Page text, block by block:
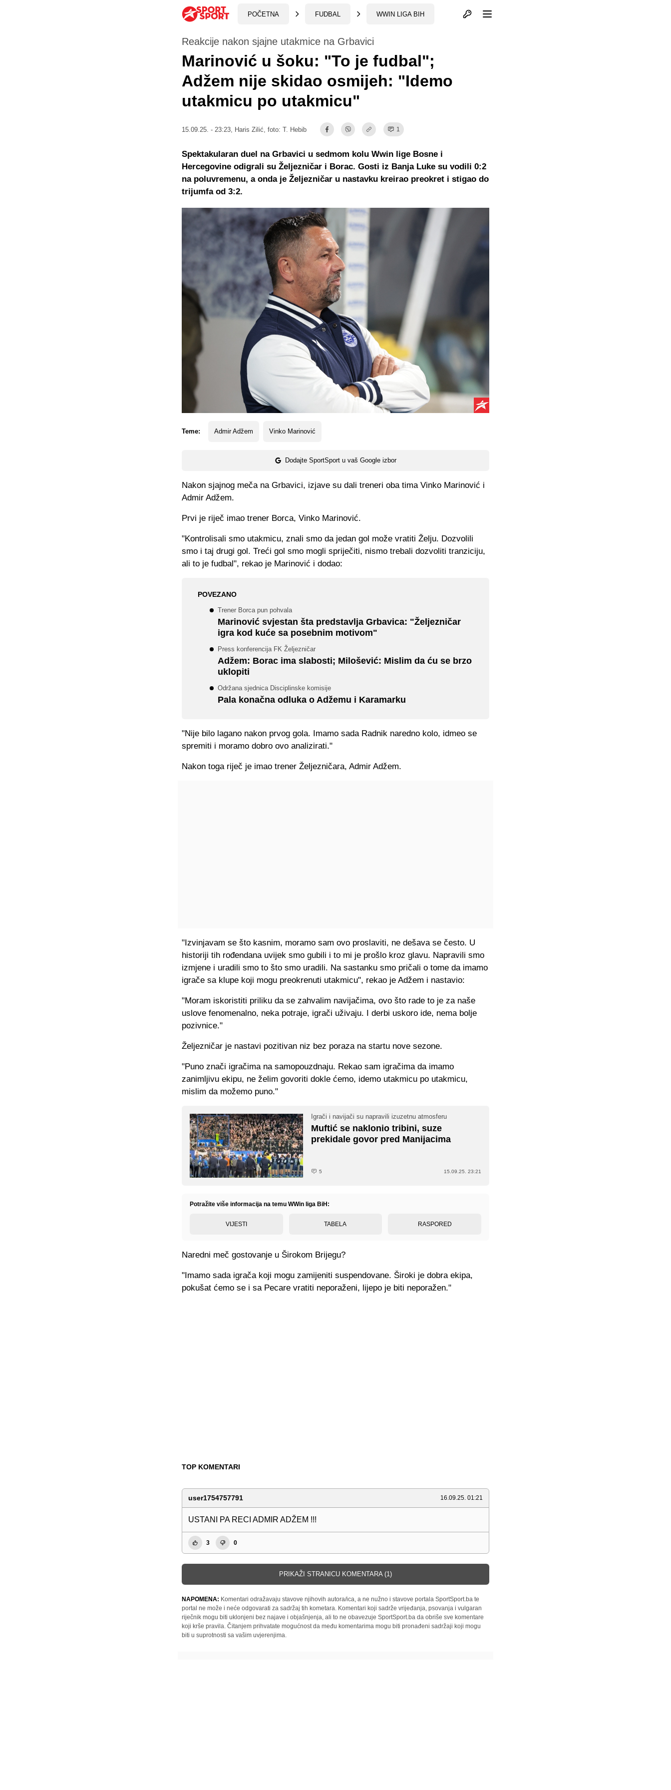
POČETNA FUDBAL WWIN LIGA BIH Otvori profil
Reakcije nakon sjajne utakmice na Grbavici
Marinović u šoku: "To je fudbal";
Adžem nije skidao osmijeh: "Idemo
utakmicu po utakmicu"
15.09.25. - 23:23, Haris Zilić , foto: T. Hebib 1
Teme: Admir Adžem Vinko Marinović
Dodajte SportSport u vaš Google izbor
Spektakularan duel na Grbavici u sedmom kolu Wwin lige Bosne i
Hercegovine odigrali su Željezničar i Borac. Gosti iz Banja Luke su vodili 0:2
na poluvremenu, a onda je Željezničar u nastavku kreirao preokret i stigao do
trijumfa od 3:2.
Nakon sjajnog meča na Grbavici, izjave su dali treneri oba tima Vinko Marinović i
Admir Adžem.
Prvi je riječ imao trener Borca, Vinko Marinović.
"Kontrolisali smo utakmicu, znali smo da jedan gol može vratiti Želju. Dozvolili
smo i taj drugi gol. Treći gol smo mogli spriječiti, nismo trebali dozvoliti tranziciju,
ali to je fudbal", rekao je Marinović i dodao:
POVEZANO
Trener Borca pun pohvala
Marinović svjestan šta predstavlja Grbavica: "Željezničar
igra kod kuće sa posebnim motivom"
Press konferencija FK Željezničar
Adžem: Borac ima slabosti; Milošević: Mislim da ću se brzo
uklopiti
Održana sjednica Disciplinske komisije
Pala konačna odluka o Adžemu i Karamarku
"Nije bilo lagano nakon prvog gola. Imamo sada Radnik naredno kolo, idmeo se
spremiti i moramo dobro ovo analizirati."
Nakon toga riječ je imao trener Željezničara, Admir Adžem.
"Izvinjavam se što kasnim, moramo sam ovo proslaviti, ne dešava se često. U
historiji tih rođendana uvijek smo gubili i to mi je prošlo kroz glavu. Napravili smo
izmjene i uradili smo to što smo uradili. Na sastanku smo pričali o tome da imamo
igrače sa klupe koji mogu preokrenuti utakmicu", rekao je Adžem i nastavio:
"Moram iskoristiti priliku da se zahvalim navijačima, ovo što rade to je za naše
uslove fenomenalno, neka potraje, igrači uživaju. I derbi uskoro ide, nema bolje
pozivnice."
Željezničar je nastavi pozitivan niz bez poraza na startu nove sezone.
"Puno znači igračima na samopouzdnaju. Rekao sam igračima da imamo
zanimljivu ekipu, ne želim govoriti dokle ćemo, idemo utakmicu po utakmicu,
mislim da možemo puno."
Igrači i navijači su napravili izuzetnu atmosferu
Muftić se naklonio tribini, suze
prekidale govor pred Manijacima
5 15.09.25. 23:21
Potražite više informacija na temu WWin liga BiH:
VIJESTI TABELA RASPORED
Naredni meč gostovanje u Širokom Brijegu?
"Imamo sada igrača koji mogu zamijeniti suspendovane. Široki je dobra ekipa,
pokušat ćemo se i sa Pecare vratiti neporaženi, lijepo je biti neporažen."
TOP KOMENTARI
user1754757791 16.09.25. 01:21
USTANI PA RECI ADMIR ADŽEM !!!
3 0
PRIKAŽI STRANICU KOMENTARA (1)
NAPOMENA: Komentari odražavaju stavove njihovih autora/ica, a ne nužno i stavove portala SportSport.ba te
portal ne može i neće odgovarati za sadržaj tih kometara. Komentari koji sadrže vrijeđanja, psovanja i vulgaran
riječnik mogu biti uklonjeni bez najave i objašnjenja, ali to ne obavezuje SportSport.ba da obriše sve komentare
koji krše pravila. Čitanjem prihvatate mogućnost da među komentarima mogu biti pronađeni sadržaji koji mogu
biti u suprotnosti sa vašim uvjerenjima.